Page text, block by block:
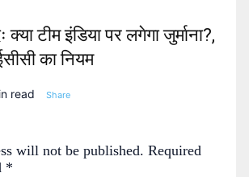
टीम इंडिया पर लगेगा जुर्माना?,
का नियम
read Share
will not be published. Required
*